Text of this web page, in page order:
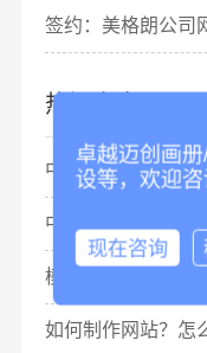
签约：美格朗公司
热门文章
中标：美的集团网
中标：香港皇朝傢
模版网站建设：模
如何制作网站？怎
卓越迈创画
设等，欢迎
现在咨询